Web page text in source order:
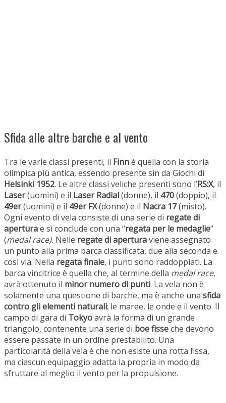
Sfida alle altre barche e al vento
Tra le varie classi presenti, il Finnè quella con la storia
olimpica più antica, essendo presente sin da Giochi di
Helsinki 1952. Le altre classi veliche presenti sono l’RS:X, il
Laser(uomini) e il Laser Radial(donne), il 470(doppio), il
49er(uomini) e il 49er FX(donne) e il Nacra 17(misto).
Ogni evento di vela consiste di una serie di regate di
aperturae si conclude con una “regata per le medaglie”
(medal race). Nelle regate di aperturaviene assegnato
un punto alla prima barca classificata, due alla seconda e
così via. Nella regata finale, i punti sono raddoppiati. La
barca vincitrice è quella che, al termine della medal race,
avrà ottenuto il minor numero di punti. La vela non è
solamente una questione di barche, ma è anche una sfida
contro gli elementi naturali: le maree, le onde e il vento. Il
campo di gara di Tokyoavrà la forma di un grande
triangolo, contenente una serie di boe fisseche devono
essere passate in un ordine prestabilito. Una
particolarità della vela è che non esiste una rotta fissa,
ma ciascun equipaggio adatta la propria in modo da
sfruttare al meglio il vento per la propulsione.